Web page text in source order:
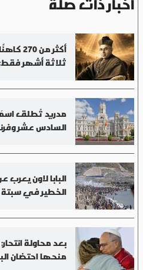
أكثر
ثلاثة أشهر
مدريد تُطلق
السادس عشر
البابا لاون يعرب
الخطير في سبتة
بعد محاولة
منحها احتضان